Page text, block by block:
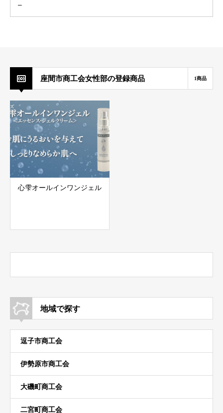
–
座間市商工会女性部の登録商品 1商品
心雫オールインワンジェル
地域で探す
逗子市商工会
伊勢原市商工会
大磯町商工会
二宮町商工会